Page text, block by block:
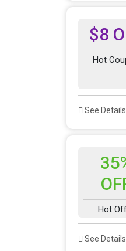
$8
Hot
See Details
Hot
See Details